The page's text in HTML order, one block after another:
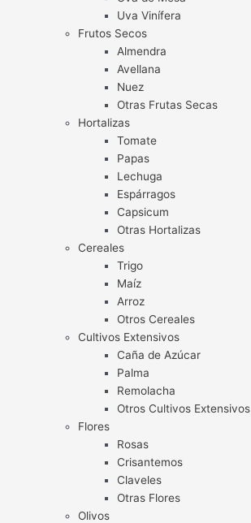
Uva Vinífera
Frutos Secos
Almendra
Avellana
Nuez
Otras Frutas Secas
Hortalizas
Tomate
Papas
Lechuga
Espárragos
Capsicum
Otras Hortalizas
Cereales
Trigo
Maíz
Arroz
Otros Cereales
Cultivos Extensivos
Caña de Azúcar
Palma
Remolacha
Otros Cultivos Extensivos
Flores
Rosas
Crisantemos
Claveles
Otras Flores
Olivos